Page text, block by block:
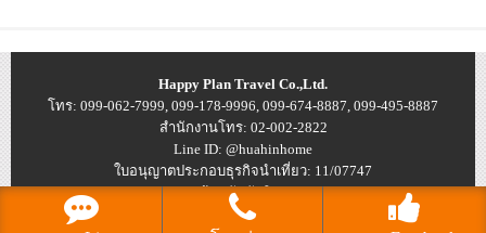
Happy Plan Travel Co.,Ltd.
โทร: 099-062-7999, 099-178-9996, 099-674-8887, 099-495-8887
สำนักงานโทร: 02-002-2822
Line ID: @huahinhome
ใบอนุญาตประกอบธุรกิจนำเที่ยว: 11/07747
© 2026บ้านพักหัวหิน ราคาถูก